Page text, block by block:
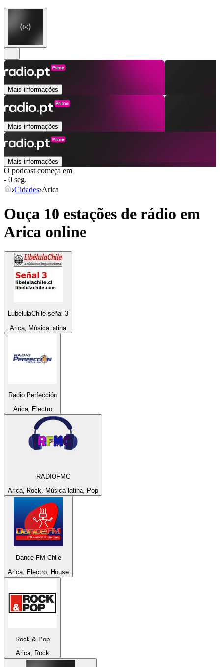
Mais informações
Mais informações
Mais informações
O podcast começa em
- 0 seg.
Cidades Arica
Ouça 10 estações de rádio em
Arica online
LubelulaChile señal 3
Arica, Música latina
Radio Perfección
Arica, Electro
RADIOFMC
Arica, Rock, Música latina, Pop
Dance FM Chile
Arica, Electro, House
Rock & Pop
Arica, Rock